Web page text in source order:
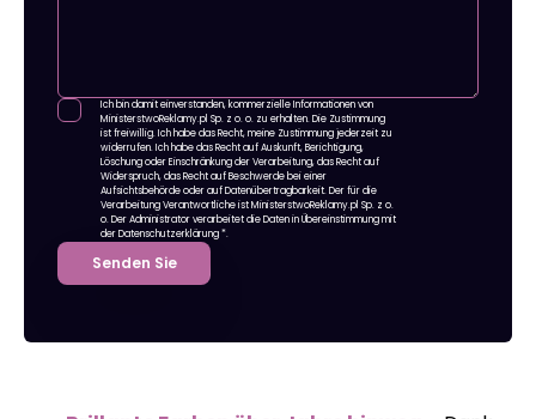
Ich bin damit einverstanden, kommerzielle Informationen von
MinisterstwoReklamy.pl Sp. z o. o. zu erhalten. Die Zustimmung
ist freiwillig. Ich habe das Recht, meine Zustimmung jederzeit zu
widerrufen. Ich habe das Recht auf Auskunft, Berichtigung,
Löschung oder Einschränkung der Verarbeitung, das Recht auf
Widerspruch, das Recht auf Beschwerde bei einer
Aufsichtsbehörde oder auf Datenübertragbarkeit. Der für die
Verarbeitung Verantwortliche ist MinisterstwoReklamy.pl Sp. z o.
o. Der Administrator verarbeitet die Daten in Übereinstimmung mit
der Datenschutzerklärung*.
Senden Sie